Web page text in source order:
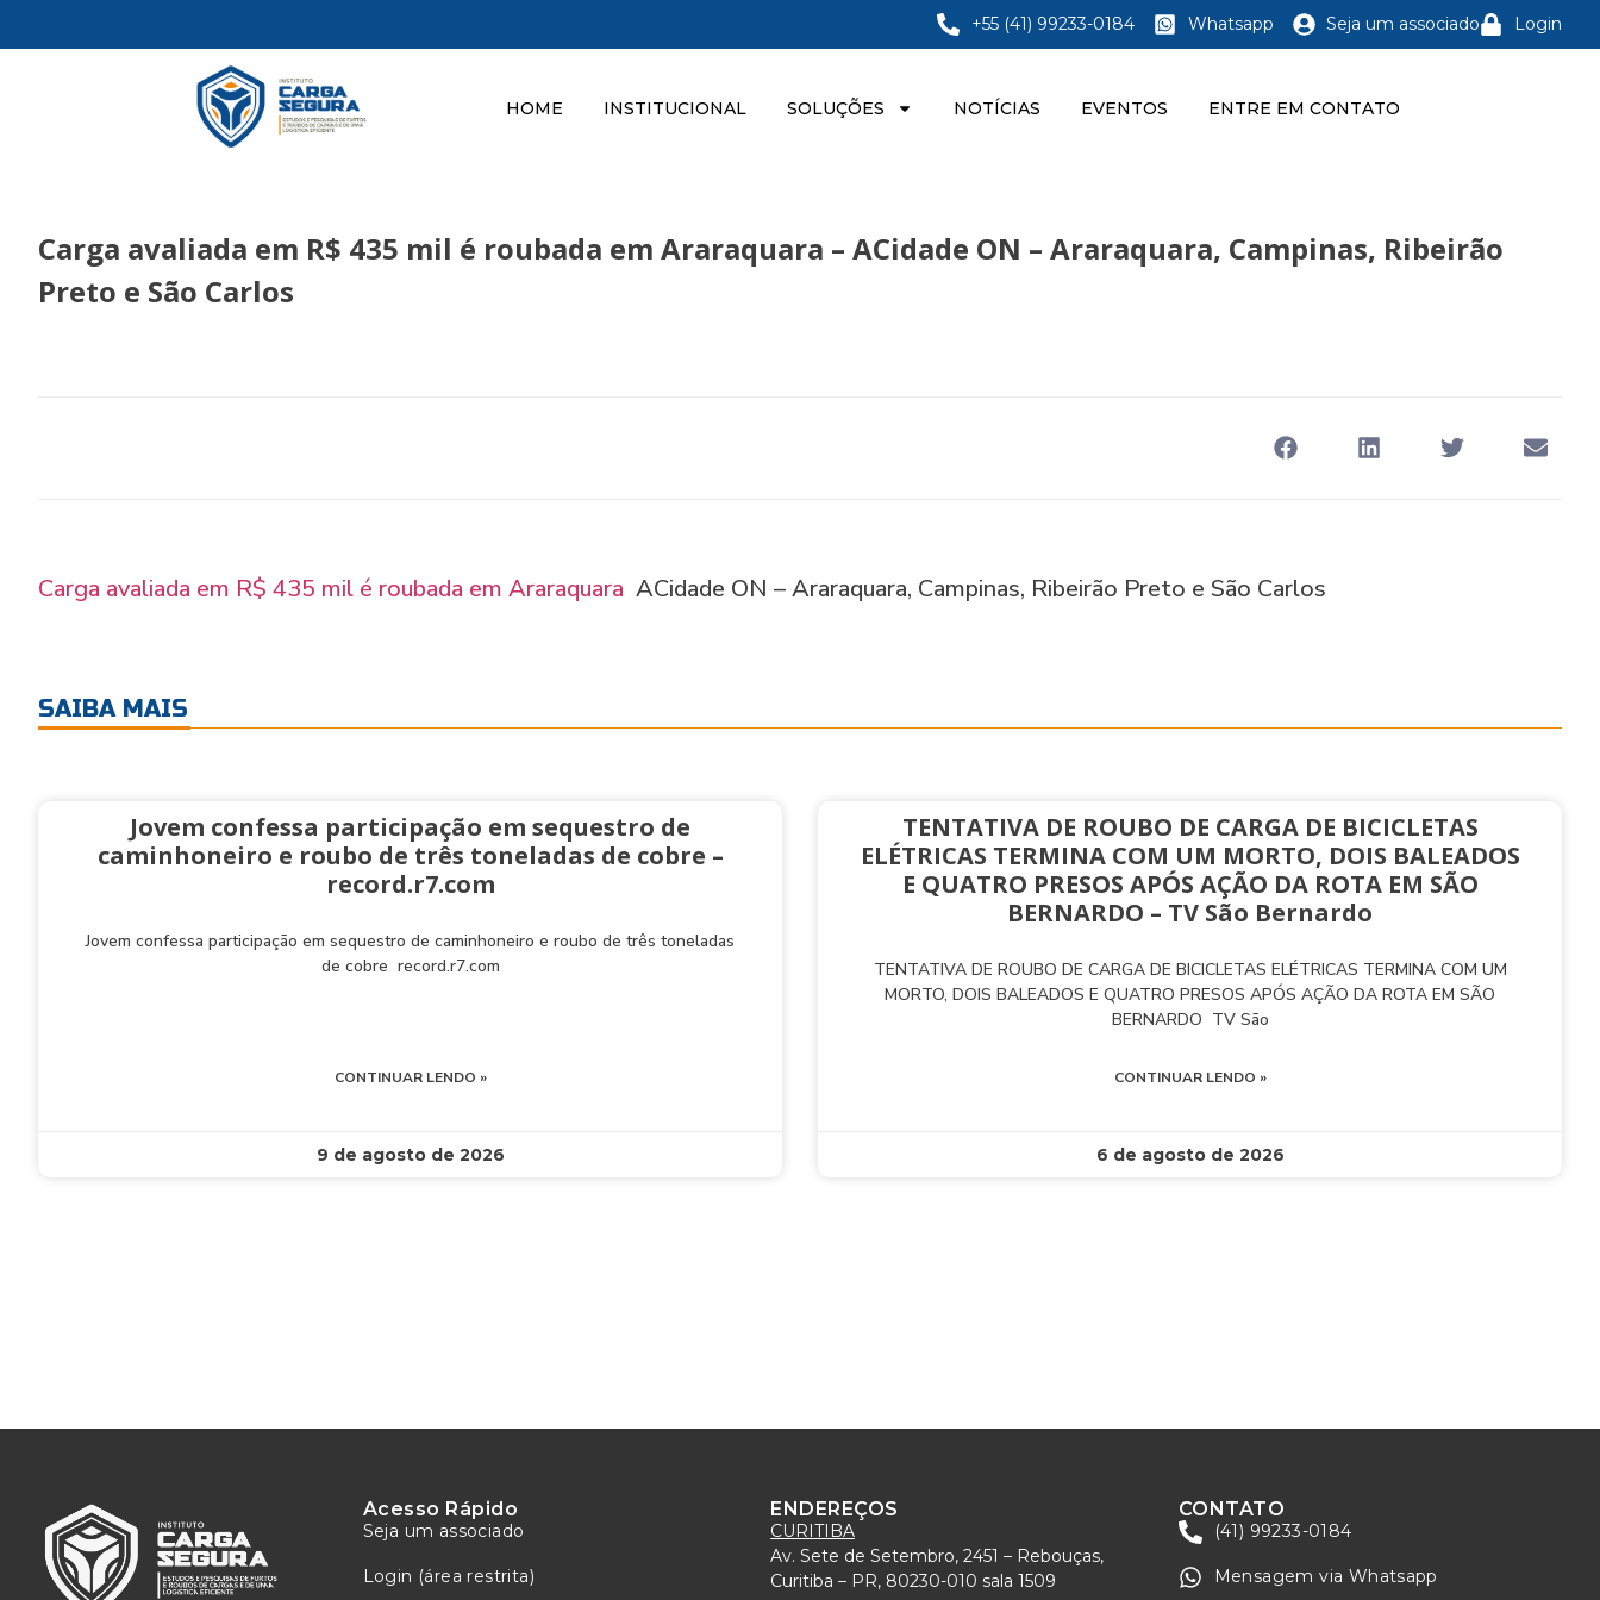
+55 (41) 99233-0184 Whatsapp Seja um associado Login
HOME INSTITUCIONAL SOLUÇÕES NOTÍCIAS EVENTOS ENTRE EM CONTATO
Carga avaliada em R$ 435 mil é roubada em Araraquara – ACidade ON – Araraquara, Campinas, Ribeirão
Preto e São Carlos
Carga avaliada em R$ 435 mil é roubada em Araraquara ACidade ON – Araraquara, Campinas, Ribeirão Preto e São Carlos
SAIBA MAIS
Jovem confessa participação em sequestro de
caminhoneiro e roubo de três toneladas de cobre –
record.r7.com
Jovem confessa participação em sequestro de caminhoneiro e roubo de três toneladas
de cobre record.r7.com
CONTINUAR LENDO »
9 de agosto de 2026
TENTATIVA DE ROUBO DE CARGA DE BICICLETAS
ELÉTRICAS TERMINA COM UM MORTO, DOIS BALEADOS
E QUATRO PRESOS APÓS AÇÃO DA ROTA EM SÃO
BERNARDO – TV São Bernardo
TENTATIVA DE ROUBO DE CARGA DE BICICLETAS ELÉTRICAS TERMINA COM UM
MORTO, DOIS BALEADOS E QUATRO PRESOS APÓS AÇÃO DA ROTA EM SÃO
BERNARDO TV São
CONTINUAR LENDO »
6 de agosto de 2026
Acesso Rápido
Seja um associado
Login (área restrita)
ENDEREÇOS
CURITIBA
Av. Sete de Setembro, 2451 – Rebouças,
Curitiba – PR, 80230-010 sala 1509
CONTATO
(41) 99233-0184
Mensagem via Whatsapp